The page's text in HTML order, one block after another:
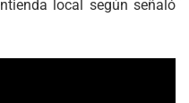
local según señaló